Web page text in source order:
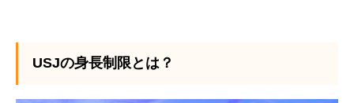
USJの身長制限とは？